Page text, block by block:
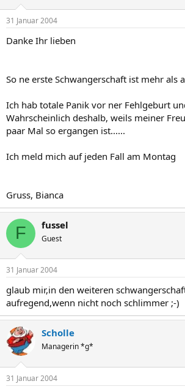
31 Januar 2004
Danke Ihr lieben
So ne erste Schwangerschaft ist mehr als
Ich hab totale Panik vor ner Fehlgeburt
Wahrscheinlich deshalb, weils meiner
paar Mal so ergangen ist......
Ich meld mich auf jeden Fall am Montag
Gruss, Bianca
F fussel
Guest
31 Januar 2004
glaub mir,in den weiteren
aufregend,wenn nicht noch schlimmer ;-)
Scholle
Managerin *g*
31 Januar 2004